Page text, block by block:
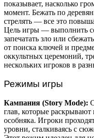
показывает, насколько
момент. Бежать по
стрелять — все это
Цель игры — выполнить
запечатать зло или
от поиска ключей и
оккультных церемоний,
нескольких игроков в
Режимы игры
Кампания (Story Mode):
глав, которые
особняка. Игроки
уровни, сталкиваясь с